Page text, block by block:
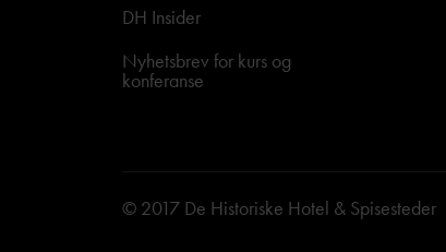
DH Insider
Nyhetsbrev for kurs og
konferanse
© 2017 De Historiske Hotel & Spisesteder